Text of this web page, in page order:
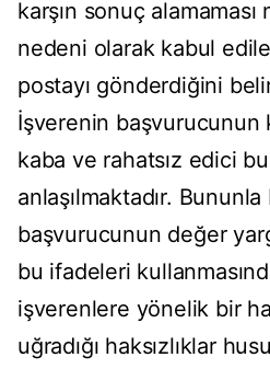
karşın sonuç
nedeni olarak kabul
postayı gönderdiğini
İşverenin başvurucunun
kaba ve rahatsız edici
anlaşılmaktadır.
başvurucunun değer
bu ifadeleri
işverenlere yönelik bir
uğradığı haksızlıklar